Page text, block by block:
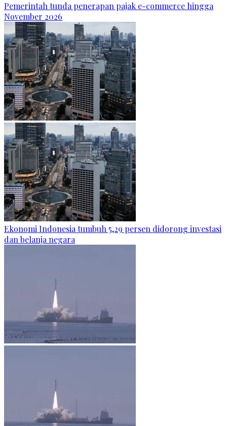
Pemerintah tunda penerapan pajak e-commerce hingga
November 2026
Ekonomi Indonesia tumbuh 5,29 persen didorong investasi
dan belanja negara